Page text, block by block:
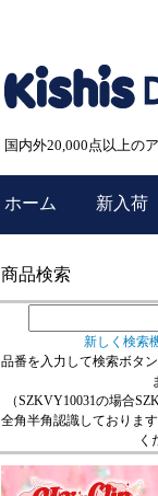
国内外20,000点以上の
ホーム 新入荷
商品検索
新しく検索
品番を入力して検索ボタ
（SZKVY10031の場合
全角半角認識しておりま
く